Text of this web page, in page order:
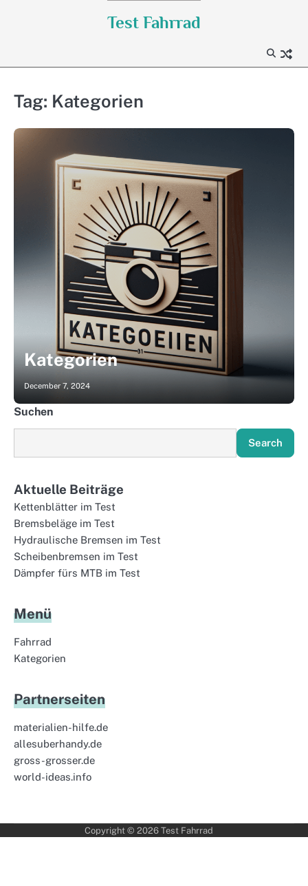
Test Fahrrad
Tag: Kategorien
Kategorien
December 7, 2024
Suchen
Search
Aktuelle Beiträge
Kettenblätter im Test
Bremsbeläge im Test
Hydraulische Bremsen im Test
Scheibenbremsen im Test
Dämpfer fürs MTB im Test
Menü
Fahrrad
Kategorien
Partnerseiten
materialien-hilfe.de
allesuberhandy.de
gross-grosser.de
world-ideas.info
Copyright © 2026 Test Fahrrad